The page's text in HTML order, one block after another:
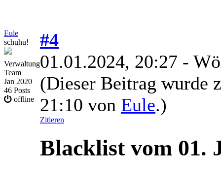
Eule
schuhu!
Verwaltung
Team
Jan 2020
46 Posts
offline
#4
01.01.2024, 20:27 -
(Dieser Beitrag wurde
21:10 von Eule.)
Zitieren
Blacklist vom 01.